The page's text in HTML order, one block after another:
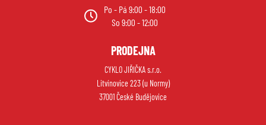
Po - Pá 9:00 - 18:00
So 9:00 - 12:00
PRODEJNA
CYKLO JIŘIČKA s.r.o.
Litvínovice 223 (u Normy)
37001 České Budějovice